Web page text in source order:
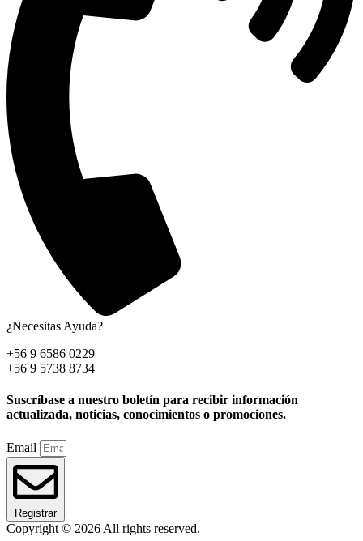
¿Necesitas Ayuda?
+56 9 6586 0229
+56 9 5738 8734
Suscríbase a nuestro boletín para recibir información
actualizada, noticias, conocimientos o promociones.
Email
Registrar
Copyright © 2026 All rights reserved.